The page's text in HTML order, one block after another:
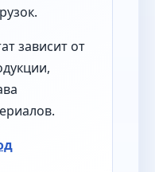
зависит от